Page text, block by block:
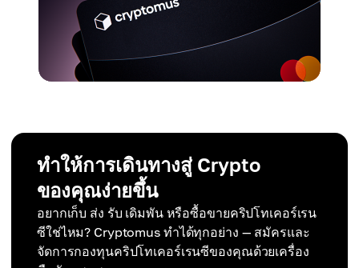
ทำให้การเดินทางสู่ Crypto
ของคุณง่ายขึ้น
อยากเก็บ ส่ง รับ เดิมพัน หรือซื้อขายคริปโทเคอร์เรน
ซีใช่ไหม? Cryptomus ทำได้ทุกอย่าง — สมัครและ
จัดการกองทุนคริปโทเคอร์เรนซีของคุณด้วยเครื่อง